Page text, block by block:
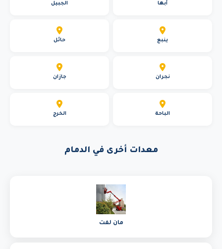
أبها الجبيل
ينبع حائل
نجران جازان
الباحة الخرج
معدات أخرى في الدمام
مان لفت